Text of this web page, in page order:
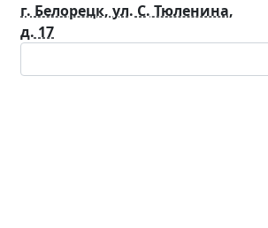
г. Белорецк, ул. С. Тюленина,
д. 17